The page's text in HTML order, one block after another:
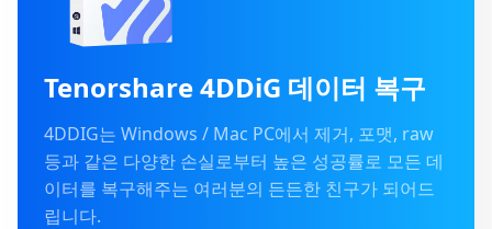
Tenorshare 4DDiG 데이터 복구
4DDIG는 Windows / Mac PC에서 제거, 포맷, raw
등과 같은 다양한 손실로부터 높은 성공률로 모든 데
이터를 복구해주는 여러분의 든든한 친구가 되어드
립니다.